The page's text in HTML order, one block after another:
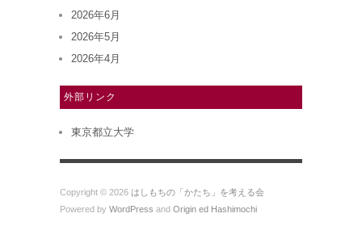
2026年6月
2026年5月
2026年4月
外部リンク
東京都立大学
Copyright © 2026 はしもちの「かたち」を考える会
Powered by WordPress and Origin ed Hashimochi